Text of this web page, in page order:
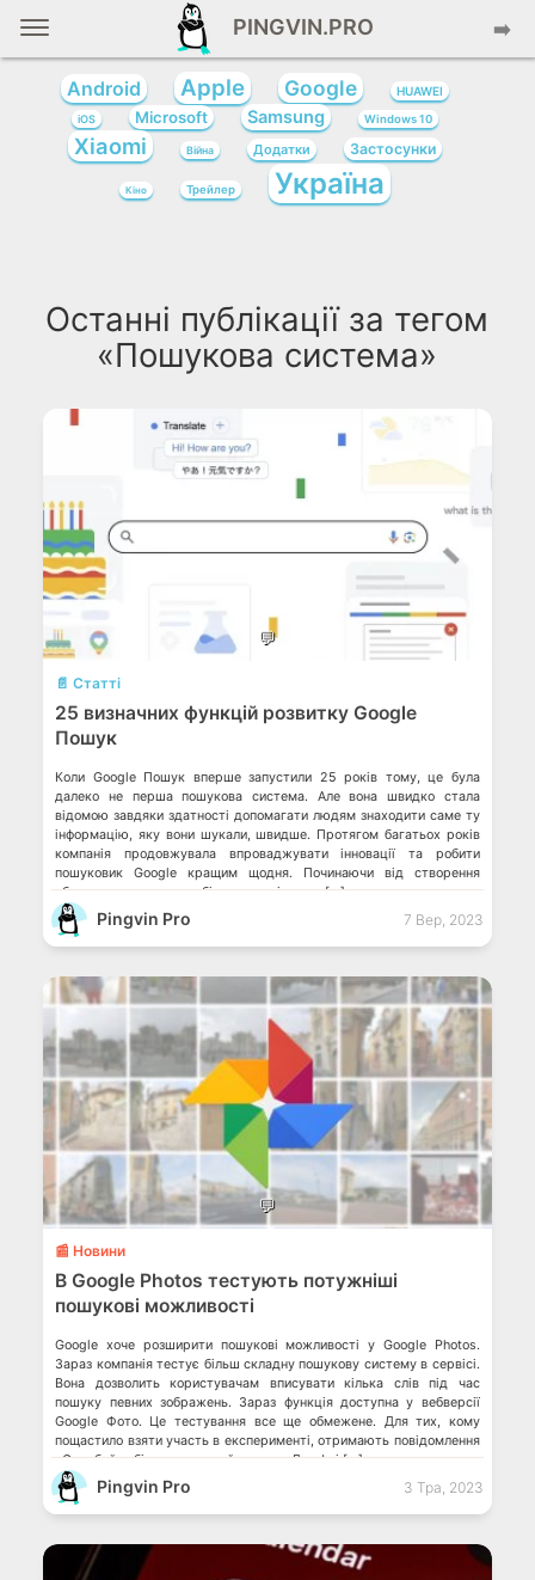
PINGVIN.PRO ➡️
Android Apple Google HUAWEI
iOS Microsoft Samsung Windows 10
Xiaomi Війна Додатки Застосунки
Кіно Трейлер Україна
Останні публікації за тегом
«Пошукова система»
💬
📄 Статті
25 визначних функцій розвитку Google
Пошук
Коли Google Пошук вперше запустили 25 років тому, це була
далеко не перша пошукова система. Але вона швидко стала
відомою завдяки здатності допомагати людям знаходити саме ту
інформацію, яку вони шукали, швидше. Протягом багатьох років
компанія продовжувала впроваджувати інновації та робити
пошуковик Google кращим щодня. Починаючи від створення
абсолютно нових способів пошуку, і аж до […]
Pingvin Pro 7 Вер, 2023
💬
📰 Новини
В Google Photos тестують потужніші
пошукові можливості
Google хоче розширити пошукові можливості у Google Photos.
Зараз компанія тестує більш складну пошукову систему в сервісі.
Вона дозволить користувачам вписувати кілька слів під час
пошуку певних зображень. Зараз функція доступна у вебверсії
Google Фото. Це тестування все ще обмежене. Для тих, кому
пощастило взяти участь в експерименті, отримають повідомлення
«Спробуйте більш потужний пошук». Джефрі […]
Pingvin Pro 3 Тра, 2023